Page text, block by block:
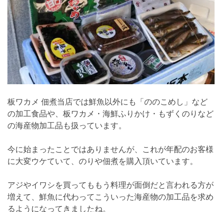
板ワカメ 佃煮当店では鮮魚以外にも「ののこめし」など
の加工食品や、板ワカメ・海鮮ふりかけ・もずくのりなど
の海産物加工品も扱っています。
今に始まったことではありませんが、これが年配のお客様
に大変ウケていて、のりや佃煮を購入頂いています。
アジやイワシを買ってももう料理が面倒だと言われる方が
増えて、鮮魚に代わってこういった海産物の加工品を求め
るようになってきましたね。